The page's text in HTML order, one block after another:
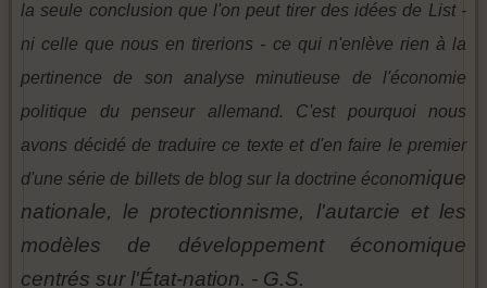
la seule conclusion que l'on peut tirer des idées de List -
ni celle que nous en tirerions - ce qui n'enlève rien à la
pertinence de son analyse minutieuse de l'économie
politique du penseur allemand. C'est pourquoi nous
avons décidé de traduire ce texte et d'en faire le premier
d'une série de billets de blog sur la doctrine économique
nationale, le protectionnisme, l'autarcie et les
modèles de développement économique
centrés sur l'État-nation. - G.S.